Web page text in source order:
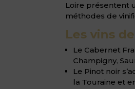
Loire présentent
méthodes de
Les vins
Le Cabernet
Champigny,
Le Pinot noir
la Touraine et